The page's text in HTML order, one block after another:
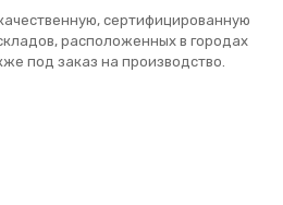
сертифицированную
расположенных в городах
под заказ на производство.